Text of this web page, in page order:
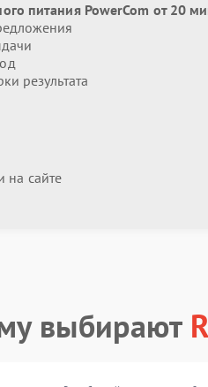
питания PowerCom от 20
результата
на сайте
выбирают